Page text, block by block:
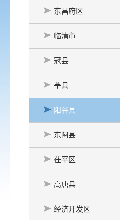
东昌府区
临清市
冠县
莘县
阳谷县
东阿县
茌平区
高唐县
经济开发区